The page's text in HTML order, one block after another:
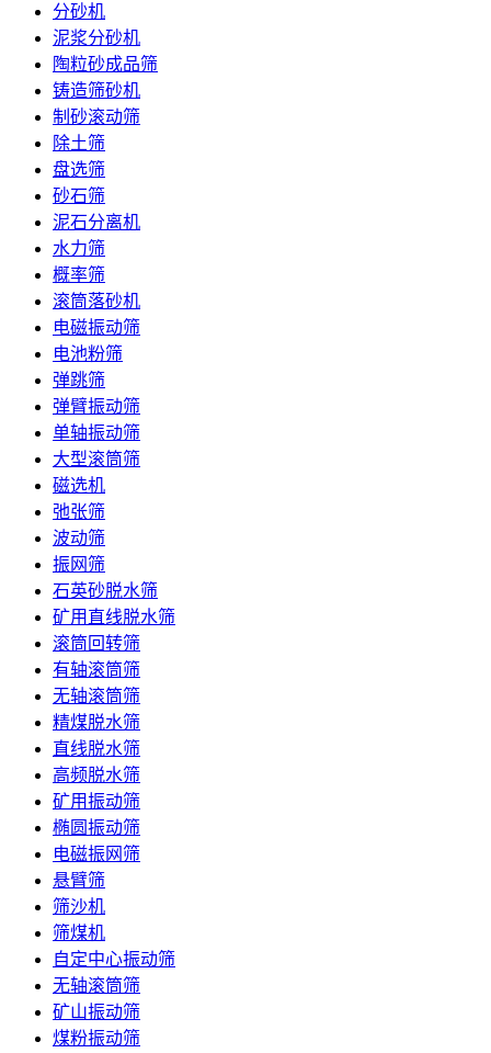
分砂机
泥浆分砂机
陶粒砂成品筛
铸造筛砂机
制砂滚动筛
除土筛
盘选筛
砂石筛
泥石分离机
水力筛
概率筛
滚筒落砂机
电磁振动筛
电池粉筛
弹跳筛
弹臂振动筛
单轴振动筛
大型滚筒筛
磁选机
弛张筛
波动筛
振网筛
石英砂脱水筛
矿用直线脱水筛
滚筒回转筛
有轴滚筒筛
无轴滚筒筛
精煤脱水筛
直线脱水筛
高频脱水筛
矿用振动筛
椭圆振动筛
电磁振网筛
悬臂筛
筛沙机
筛煤机
自定中心振动筛
无轴滚筒筛
矿山振动筛
煤粉振动筛